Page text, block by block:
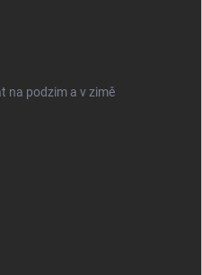
na podzim a v zimě